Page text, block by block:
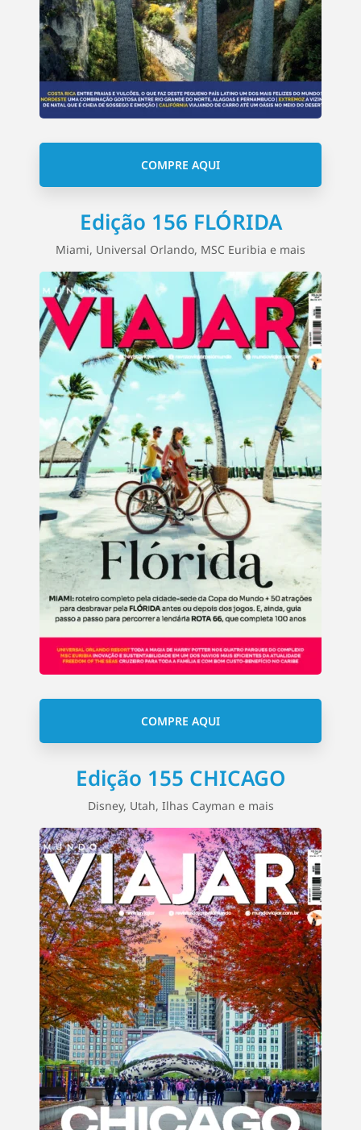
COMPRE AQUI
Edição 156 FLÓRIDA
Miami, Universal Orlando, MSC Euribia e mais
COMPRE AQUI
Edição 155 CHICAGO
Disney, Utah, Ilhas Cayman e mais